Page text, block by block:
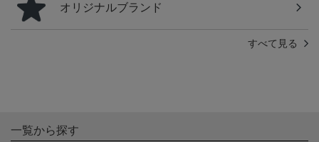
オリジナルブランド
すべて見る
一覧から探す